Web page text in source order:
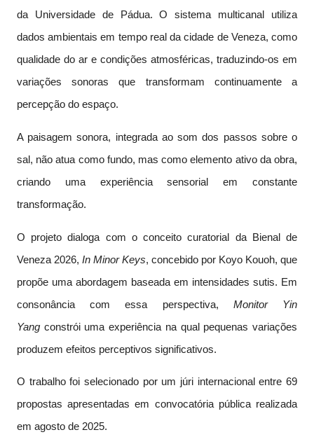
da Universidade de Pádua. O sistema multicanal utiliza
dados ambientais em tempo real da cidade de Veneza, como
qualidade do ar e condições atmosféricas, traduzindo-os em
variações sonoras que transformam continuamente a
percepção do espaço.
A paisagem sonora, integrada ao som dos passos sobre o
sal, não atua como fundo, mas como elemento ativo da obra,
criando uma experiência sensorial em constante
transformação.
O projeto dialoga com o conceito curatorial da Bienal de
Veneza 2026, In Minor Keys, concebido por Koyo Kouoh, que
propõe uma abordagem baseada em intensidades sutis. Em
consonância com essa perspectiva, Monitor Yin
Yang constrói uma experiência na qual pequenas variações
produzem efeitos perceptivos significativos.
O trabalho foi selecionado por um júri internacional entre 69
propostas apresentadas em convocatória pública realizada
em agosto de 2025.